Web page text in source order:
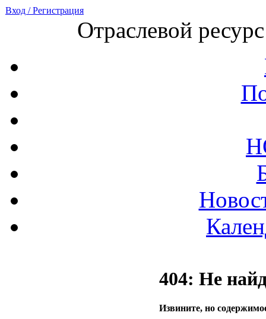
Вход / Регистрация
Отраслевой
404: Не
Извините, но